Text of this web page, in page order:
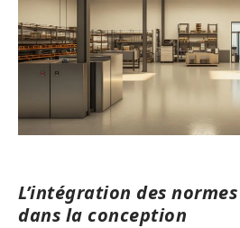
L’intégration des
dans la conception